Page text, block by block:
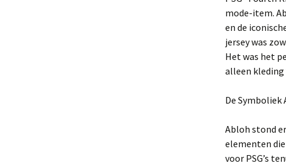
mode-item.
en de
jersey was
Het was het
alleen
De Symboliek
Abloh stond
elementen
voor PSG’s